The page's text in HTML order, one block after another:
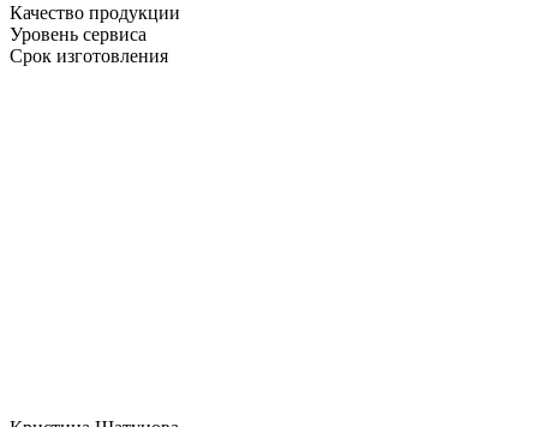
Качество продукции
Уровень сервиса
Срок изготовления